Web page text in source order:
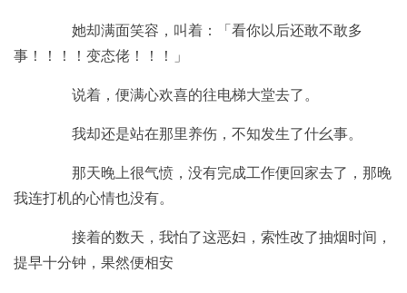
她却满面笑容，叫着：「看你以后还敢不敢多
事！！！！变态佬！！！」
说着，便满心欢喜的往电梯大堂去了。
我却还是站在那里养伤，不知发生了什幺事。
那天晚上很气愤，没有完成工作便回家去了，那晚
我连打机的心情也没有。
接着的数天，我怕了这恶妇，索性改了抽烟时间，
提早十分钟，果然便相安